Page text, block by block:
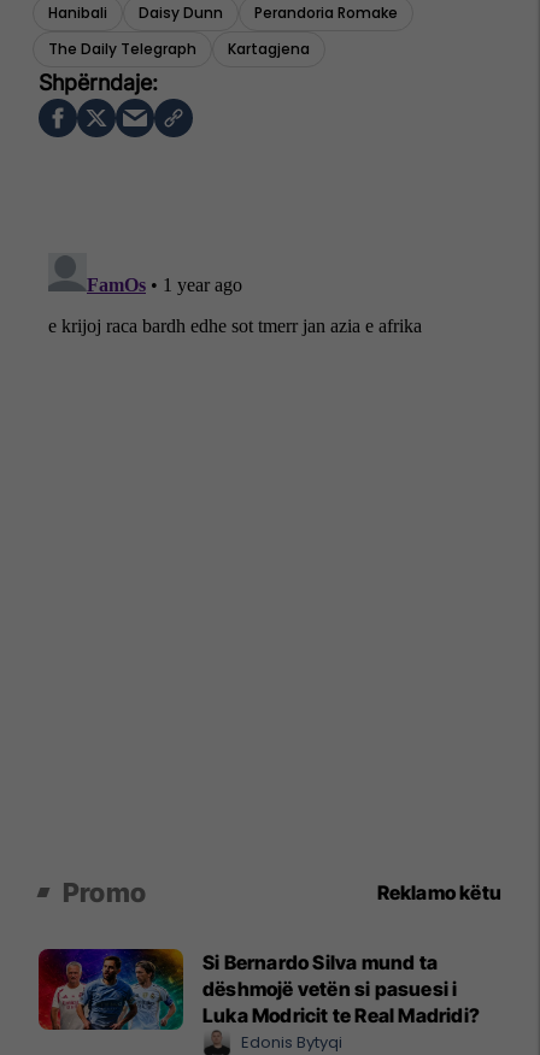
Hanibali Daisy Dunn
Perandoria Romake
The Daily Telegraph
Kartagjena
Promo Reklamo këtu
Si Bernardo Silva mund ta
dëshmojë vetën si pasuesi i
Luka Modricit te Real Madridi?
Edonis Bytyqi